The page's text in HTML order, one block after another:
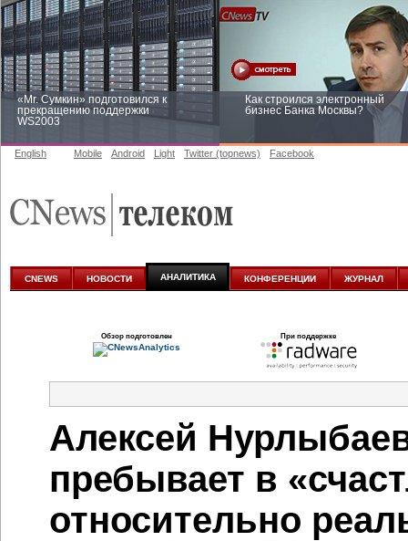
«Mr. Сумкин» подготовился к
прекращению поддержки
WS2003
Как строился электронный
бизнес Банка Москвы?
аналитике
English Mobile Android Light Twitter (topnews) Facebook
CNEWS НОВОСТИ АНАЛИТИКА КОНФЕРЕНЦИИ ЖУРНАЛ
Обзор подготовлен При поддержке
Алексей
пребывает в
относительно